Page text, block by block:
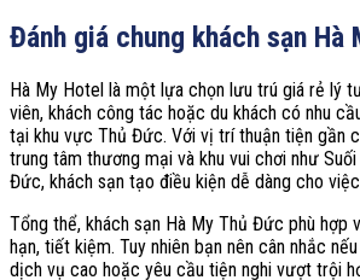
Đánh giá chung khách sạn Hà
Hà My Hotel là một lựa chọn lưu trú giá rẻ lý
viên, khách công tác hoặc du khách có nhu
tại khu vực Thủ Đức. Với vị trí thuận tiện gần
trung tâm thương mại và khu vui chơi như
Đức, khách sạn tạo điều kiện dễ dàng cho
Tổng thể, khách sạn Hà My Thủ Đức phù hợp
hạn, tiết kiệm. Tuy nhiên bạn nên cân nhắc
dịch vụ cao hoặc yêu cầu tiện nghi vượt trội